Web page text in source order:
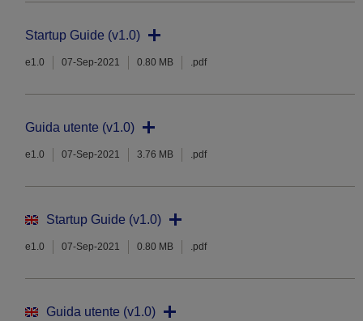
Startup Guide (v1.0)
e1.0 07-Sep-2021 0.80 MB .pdf
Guida utente (v1.0)
e1.0 07-Sep-2021 3.76 MB .pdf
Startup Guide (v1.0)
e1.0 07-Sep-2021 0.80 MB .pdf
Guida utente (v1.0)